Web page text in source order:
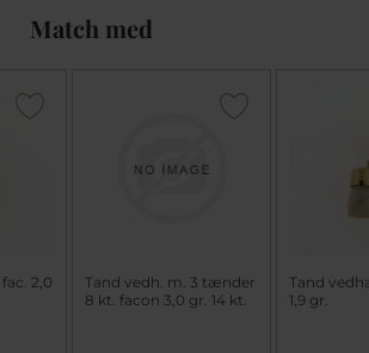
Match med
2,0
Tand vedh. m. 3 tænder
8 kt. facon 3,0 gr. 14 kt.
Tand
1,9 gr.